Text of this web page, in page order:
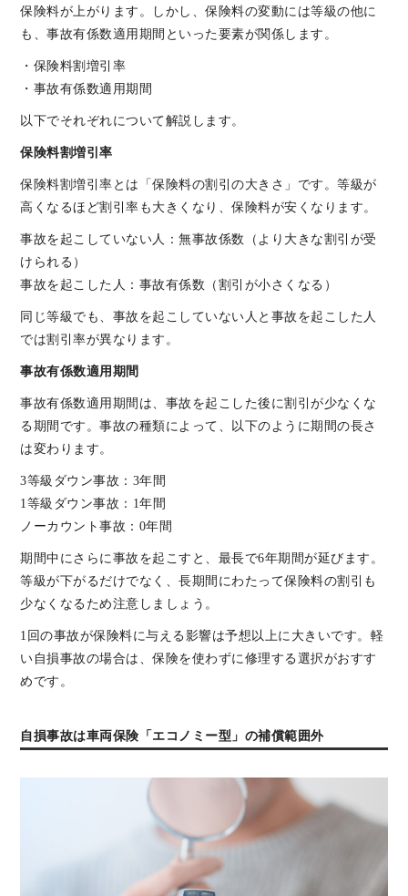
保険料が上がります。しかし、保険料の変動には等級の他に
も、事故有係数適用期間といった要素が関係します。
・保険料割増引率
・事故有係数適用期間
以下でそれぞれについて解説します。
保険料割増引率
保険料割増引率とは「保険料の割引の大きさ」です。等級が
高くなるほど割引率も大きくなり、保険料が安くなります。
事故を起こしていない人：無事故係数（より大きな割引が受
けられる）
事故を起こした人：事故有係数（割引が小さくなる）
同じ等級でも、事故を起こしていない人と事故を起こした人
では割引率が異なります。
事故有係数適用期間
事故有係数適用期間は、事故を起こした後に割引が少なくな
る期間です。事故の種類によって、以下のように期間の長さ
は変わります。
3等級ダウン事故：3年間
1等級ダウン事故：1年間
ノーカウント事故：0年間
期間中にさらに事故を起こすと、最長で6年期間が延びます。
等級が下がるだけでなく、長期間にわたって保険料の割引も
少なくなるため注意しましょう。
1回の事故が保険料に与える影響は予想以上に大きいです。軽
い自損事故の場合は、保険を使わずに修理する選択がおすす
めです。
自損事故は車両保険「エコノミー型」の補償範囲外